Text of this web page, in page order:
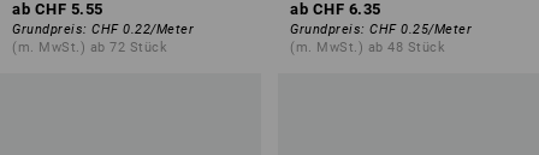
ab CHF 5.55
Grundpreis: CHF 0.22/Meter
(m. MwSt.) ab 72 Stück
ab CHF 6.35
Grundpreis: CHF 0.25/Meter
(m. MwSt.) ab 48 Stück